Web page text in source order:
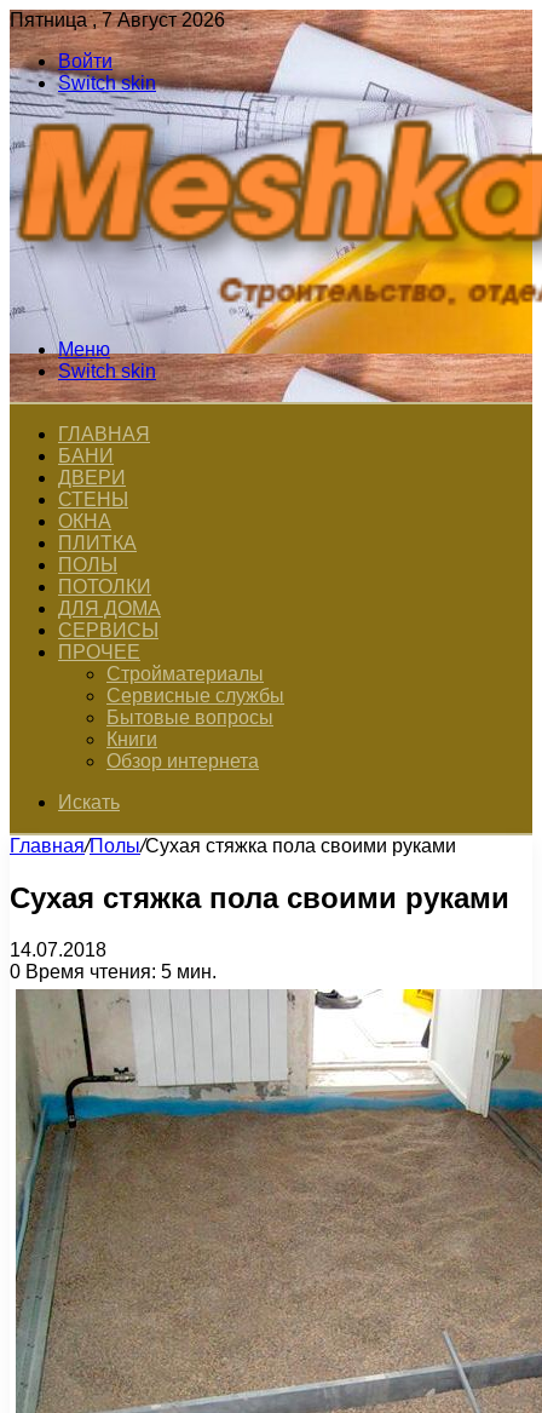
Пятница , 7 Август 2026
Войти
Switch skin
Меню
Switch skin
ГЛАВНАЯ
БАНИ
ДВЕРИ
СТЕНЫ
ОКНА
ПЛИТКА
ПОЛЫ
ПОТОЛКИ
ДЛЯ ДОМА
СЕРВИСЫ
ПРОЧЕЕ
Стройматериалы
Сервисные службы
Бытовые вопросы
Книги
Обзор интернета
Искать
Главная/Полы/Сухая стяжка пола своими руками
Сухая стяжка пола своими руками
14.07.2018
0 Время чтения: 5 мин.